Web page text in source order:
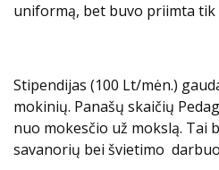
uniformą, bet buvo priimta
Stipendijas (100 Lt/mėn.)
mokinių. Panašų skaičių
nuo mokesčio už mokslą. Tai
savanorių bei švietimo